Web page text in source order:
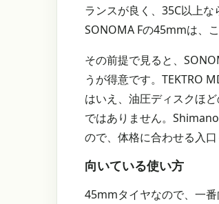
ランスが良く、35C以上
SONOMA Fの45mmは、
その前提で見ると、
うが得意です。TEKTRO
はいえ、油圧ディスクほ
ではありません。
ので、体格に合わせる入口
向いている使い方
45mmタイヤなので、一